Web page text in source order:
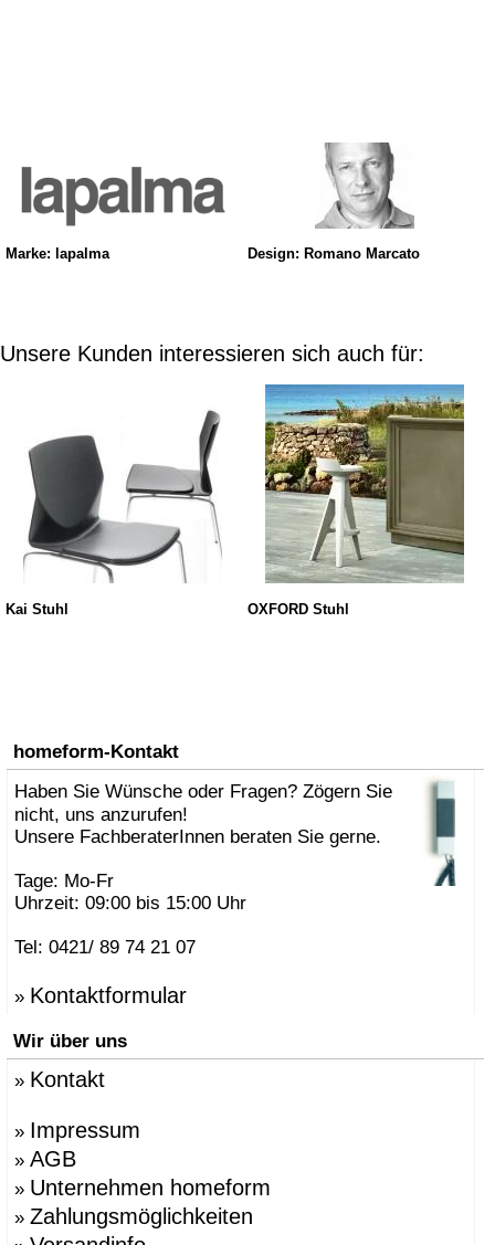
Marke: lapalma Design: Romano Marcato
Unsere Kunden interessieren sich auch für:
Kai Stuhl OXFORD Stuhl
homeform-Kontakt
Haben Sie Wünsche oder Fragen? Zögern Sie
nicht, uns anzurufen!
Unsere FachberaterInnen beraten Sie gerne.
Tage: Mo-Fr
Uhrzeit: 09:00 bis 15:00 Uhr
Tel: 0421/ 89 74 21 07
» Kontaktformular
Wir über uns
» Kontakt
» Impressum
» AGB
» Unternehmen homeform
» Zahlungsmöglichkeiten